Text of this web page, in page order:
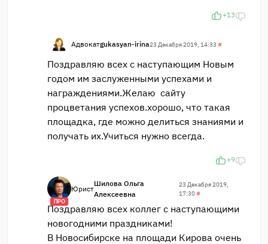
+13
Адвокатgukasyan-irina23 Декабря 2019, 14:33 #
Поздравляю всех с наступающим Новым
годом им заслуженными успехами и
награждениями.Желаю сайту
процветания успехов.хорошо, что такая
площадка, где можно делиться знаниями и
получать их.Учиться нужно всегда.
+9
ПРО
Юрист
Шилова Ольга
Алексеевна
23 Декабря 2019,
17:30#
Поздравляю всех коллег с наступающими
новогодними праздниками!
В Новосибирске на площади Кирова очень